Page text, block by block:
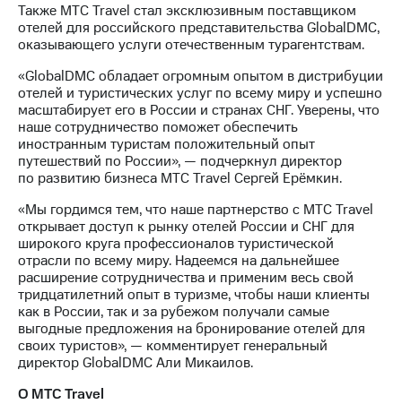
ПАО
"МТС"
Собрания
Личный
кабинет
акционера
Акционерный
капитал
Контроль
и
Рынок
акций
Описание
Программа
приобретения
Порядок
выкупа
акций
Дивиденды
Рынок
облигаций
Также МТС Travel стал эксклюзивным поставщиком
отелей для российского представительства GlobalDMC,
оказывающего услуги отечественным турагентствам.
«GlobalDMC обладает огромным опытом в дистрибуции
отелей и туристических услуг по всему миру и успешно
масштабирует его в России и странах СНГ. Уверены, что
наше сотрудничество поможет обеспечить
иностранным туристам положительный опыт
путешествий по России», — подчеркнул директор
по развитию бизнеса МТС Travel Сергей Ерёмкин.
«Мы гордимся тем, что наше партнерство с MTC Travel
открывает доступ к рынку отелей России и СНГ для
широкого круга профессионалов туристической
отрасли по всему миру. Надеемся на дальнейшее
расширение сотрудничества и применим весь свой
тридцатилетний опыт в туризме, чтобы наши клиенты
как в России, так и за рубежом получали самые
выгодные предложения на бронирование отелей для
своих туристов», — комментирует генеральный
директор GlobalDMC Али Микаилов.
O MTC Travel